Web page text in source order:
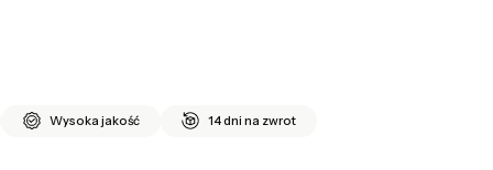
Wysoka jakość 14 dni na zwrot